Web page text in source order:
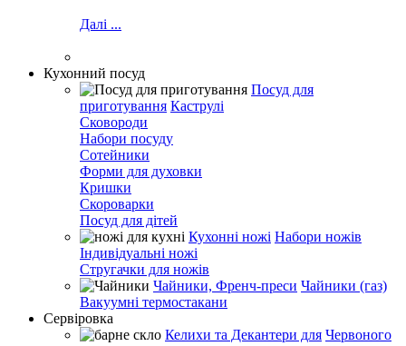
Далі ...
Кухонний посуд
Посуд для
приготування Каструлі
Сковороди
Набори посуду
Сотейники
Форми для духовки
Кришки
Скороварки
Посуд для дітей
Кухонні ножі Набори ножів
Індивідуальні ножі
Стругачки для ножів
Чайники, Френч-преси Чайники (газ)
Вакуумні термостакани
Сервіровка
Келихи та Декантери для Червоного